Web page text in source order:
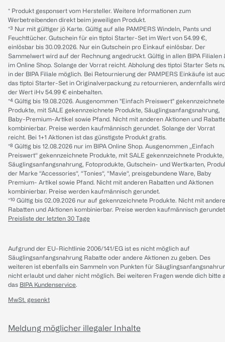
* Produkt gesponsert vom Hersteller. Weitere Informationen zum
Werbetreibenden direkt beim jeweiligen Produkt.
*³ Nur mit gültiger jö Karte. Gültig auf alle PAMPERS Windeln, Pants und
Feuchttücher. Gutschein für ein tiptoi Starter-Set im Wert von 54.99 €,
einlösbar bis 30.09.2026. Nur ein Gutschein pro Einkauf einlösbar. Der
Sammelwert wird auf der Rechnung angedruckt. Gültig in allen BIPA Filialen
im Online Shop. Solange der Vorrat reicht. Abholung des tiptoi Starter Sets
in der BIPA Filiale möglich. Bei Retournierung der PAMPERS Einkäufe ist
das tiptoi Starter-Set in Originalverpackung zu retournieren, andernfalls wird
der Wert iHv 54.99 € einbehalten.
*⁴ Gültig bis 19.08.2026. Ausgenommen "Einfach Preiswert" gekennzeichnete
Produkte, mit SALE gekennzeichnete Produkte, Säuglingsanfangsnahrung,
Baby-Premium-Artikel sowie Pfand. Nicht mit anderen Aktionen und
kombinierbar. Preise werden kaufmännisch gerundet. Solange der Vorrat
reicht. Bei 1+1 Aktionen ist das günstigste Produkt gratis.
*⁸ Gültig bis 12.08.2026 nur im BIPA Online Shop. Ausgenommen „Einfach
Preiswert“ gekennzeichnete Produkte, mit SALE gekennzeichnete Produkte,
Säuglingsanfangsnahrung, Fotoprodukte, Gutschein- und Wertkarten,
der Marke “Accessories“, “Tonies“, “Mavie“, preisgebundene Ware, Baby
Premium- Artikel sowie Pfand. Nicht mit anderen Rabatten und Aktionen
kombinierbar. Preise werden kaufmännisch gerundet.
*¹⁰ Gültig bis 02.09.2026 nur auf gekennzeichnete Produkte. Nicht mit
Rabatten und Aktionen kombinierbar. Preise werden kaufmännisch
Preisliste der letzten 30 Tage
Aufgrund der EU-Richtlinie 2006/141/EG ist es nicht möglich auf
Säuglingsanfangsnahrung Rabatte oder andere Aktionen zu geben. Des
weiteren ist ebenfalls ein Sammeln von Punkten für
nicht erlaubt und daher nicht möglich. Bei weiteren Fragen wende dich bitte
das BIPA Kundenservice.
MwSt. gesenkt
Meldung möglicher illegaler Inhalte